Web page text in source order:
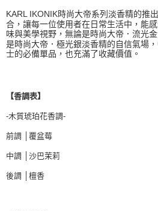
KARL IKONIK時尚大帝系列淡香精的推
合，讓每一位使用者在日常生活中，能
味與美學視野，無論是時尚大帝．流光
是時尚大帝．極光銀淡香精的自信氣場
士的必備單品，也充滿了收藏價值。
【香調表】
-木質琥珀花香調-
前調 │覆盆莓
中調 │沙巴茉莉
後調 │檀香